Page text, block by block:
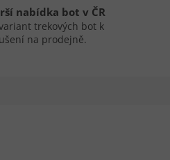
nabídka bot v ČR
trekových bot k
na prodejně.